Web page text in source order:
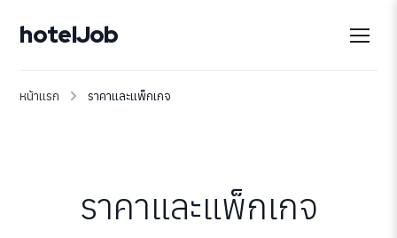
hotelJob
หน้าแรก ราคาและแพ็กเกจ
ราคาและแพ็กเกจ